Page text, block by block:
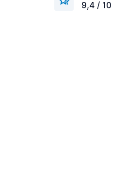
9,4 / 10